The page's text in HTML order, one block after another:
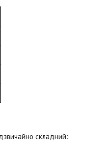
складний: